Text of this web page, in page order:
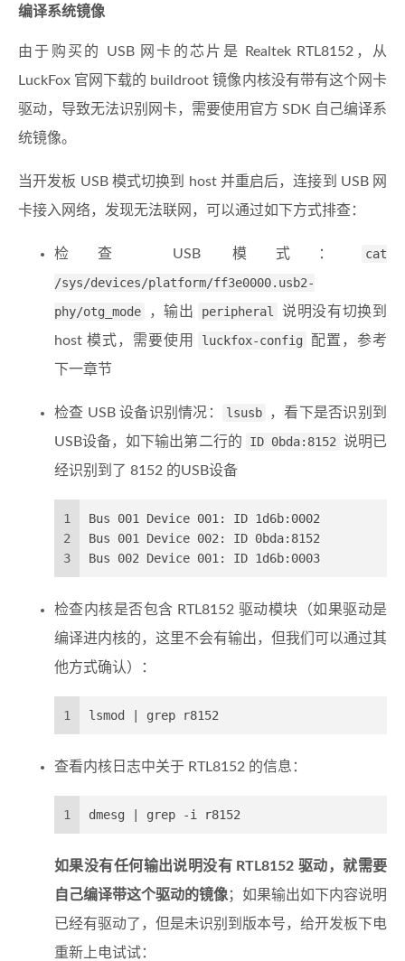
编译系统镜像
由于购买的 USB 网卡的芯片是 Realtek RTL8152，从
LuckFox 官网下载的 buildroot 镜像内核没有带有这个网卡
驱动，导致无法识别网卡，需要使用官方 SDK 自己编译系
统镜像。
当开发板 USB 模式切换到 host 并重启后，连接到 USB 网
卡接入网络，发现无法联网，可以通过如下方式排查：
检查 USB 模式：
cat
/sys/devices/platform/ff3e0000.usb2-
phy/otg_mode
，输出 peripheral
说明没有切换到
host 模式，需要使用
luckfox-config
配置，参考
下一章节
检查 USB 设备识别情况： lsusb
，看下是否识别到
USB设备，如下输出第二行的
ID 0bda:8152 说明已
经识别到了 8152 的USB设备
1
2
3
Bus 001 Device 001: ID 1d6b:0002
Bus 001 Device 002: ID 0bda:8152
Bus 002 Device 001: ID 1d6b:0003
检查内核是否包含 RTL8152 驱动模块（如果驱动是
编译进内核的，这里不会有输出，但我们可以通过其
他方式确认）：
1 lsmod | grep r8152
查看内核日志中关于 RTL8152 的信息：
1 dmesg | grep -i r8152
如果没有任何输出说明没有 RTL8152 驱动，就需要
自己编译带这个驱动的镜像；如果输出如下内容说明
已经有驱动了，但是未识别到版本号，给开发板下电
重新上电试试：